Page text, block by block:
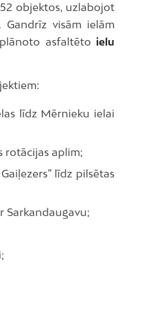
objektos, uzlabojot
visām ielām
asfaltēto ielu
līdz Mērnieku ielai
rotācijas aplim;
līdz pilsētas
Sarkandaugavu;